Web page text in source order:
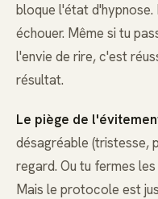
bloque l'état d'hypnose.
échouer. Même si tu
l'envie de rire, c'est
résultat.
Le piège de
désagréable (tristesse,
regard. Ou tu fermes
Mais le protocole est